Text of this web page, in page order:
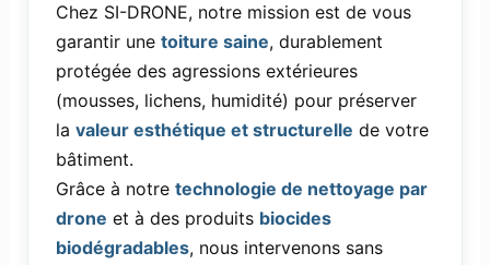
Chez SI-DRONE, notre mission est de vous
garantir une toiture saine, durablement
protégée des agressions extérieures
(mousses, lichens, humidité) pour préserver
la valeur esthétique et structurelle de votre
bâtiment.
Grâce à notre technologie de nettoyage par
drone et à des produits biocides
biodégradables, nous intervenons sans